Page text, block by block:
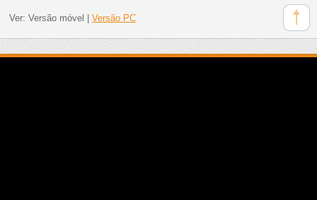
Ver: Versão móvel Versão PC